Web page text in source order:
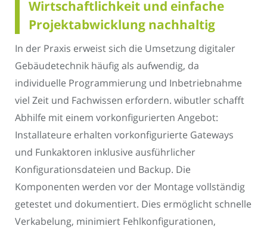
Wirtschaftlichkeit und einfache
Projektabwicklung nachhaltig
In der Praxis erweist sich die Umsetzung digitaler
Gebäudetechnik häufig als aufwendig, da
individuelle Programmierung und Inbetriebnahme
viel Zeit und Fachwissen erfordern. wibutler schafft
Abhilfe mit einem vorkonfigurierten Angebot:
Installateure erhalten vorkonfigurierte Gateways
und Funkaktoren inklusive ausführlicher
Konfigurationsdateien und Backup. Die
Komponenten werden vor der Montage vollständig
getestet und dokumentiert. Dies ermöglicht schnelle
Verkabelung, minimiert Fehlkonfigurationen,